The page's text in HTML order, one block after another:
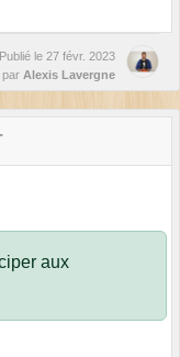
Publié le 27 févr. 2023
par Alexis Lavergne
aux